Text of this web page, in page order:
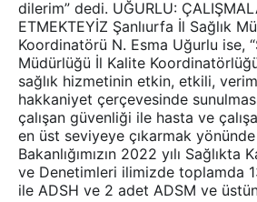
dilerim” dedi. UĞURLU:
ETMEKTEYİZ Şanlıurfa İl Sağlık
Koordinatörü N. Esma Uğurlu ise,
Müdürlüğü İl Kalite
sağlık hizmetinin etkin, etkili,
hakkaniyet çerçevesinde
çalışan güvenliği ile hasta ve
en üst seviyeye çıkarmak yönünde
Bakanlığımızın 2022 yılı
ve Denetimleri ilimizde toplamda
ile ADSH ve 2 adet ADSM ve